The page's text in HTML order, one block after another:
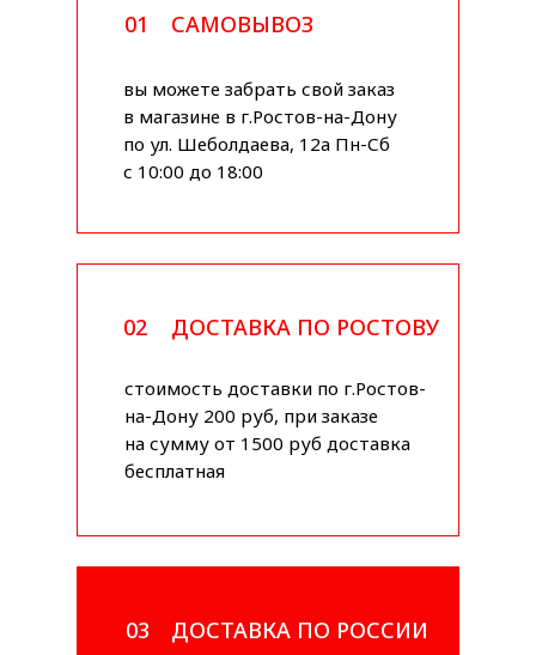
САМОВЫВОЗ
01
вы можете забрать свой заказ
в магазине в г.Ростов-на-Дону
по ул. Шеболдаева, 12а Пн-Сб
с 10:00 до 18:00
ДОСТАВКА ПО РОСТОВУ
02
стоимость доставки по г.Ростов-
на-Дону 200 руб, при заказе
на сумму от 1500 руб доставка
бесплатная
ДОСТАВКА ПО РОССИИ
03